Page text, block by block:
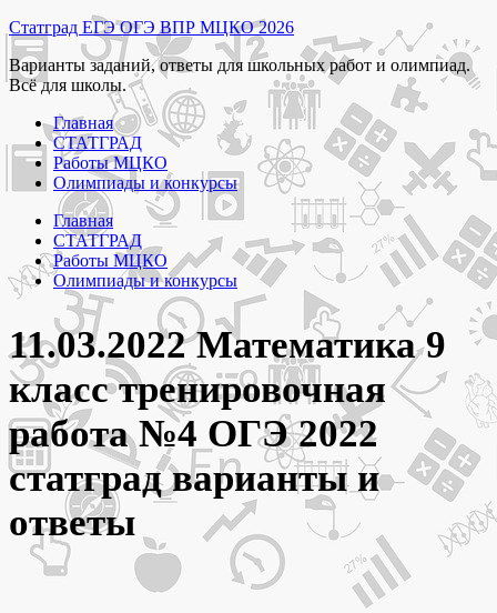
Перейти
к
содержимому
Статград ЕГЭ ОГЭ ВПР МЦКО 2026
Варианты заданий, ответы для школьных работ и олимпиад.
Всё для школы.
Главная
СТАТГРАД
Работы МЦКО
Олимпиады и конкурсы
Главная
СТАТГРАД
Работы МЦКО
Олимпиады и конкурсы
11.03.2022 Математика 9
класс тренировочная
работа №4 ОГЭ 2022
статград варианты и
ответы